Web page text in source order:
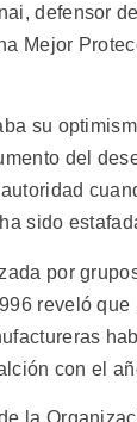
defensor
Mejor
su
del
sido
por
reveló que
con el